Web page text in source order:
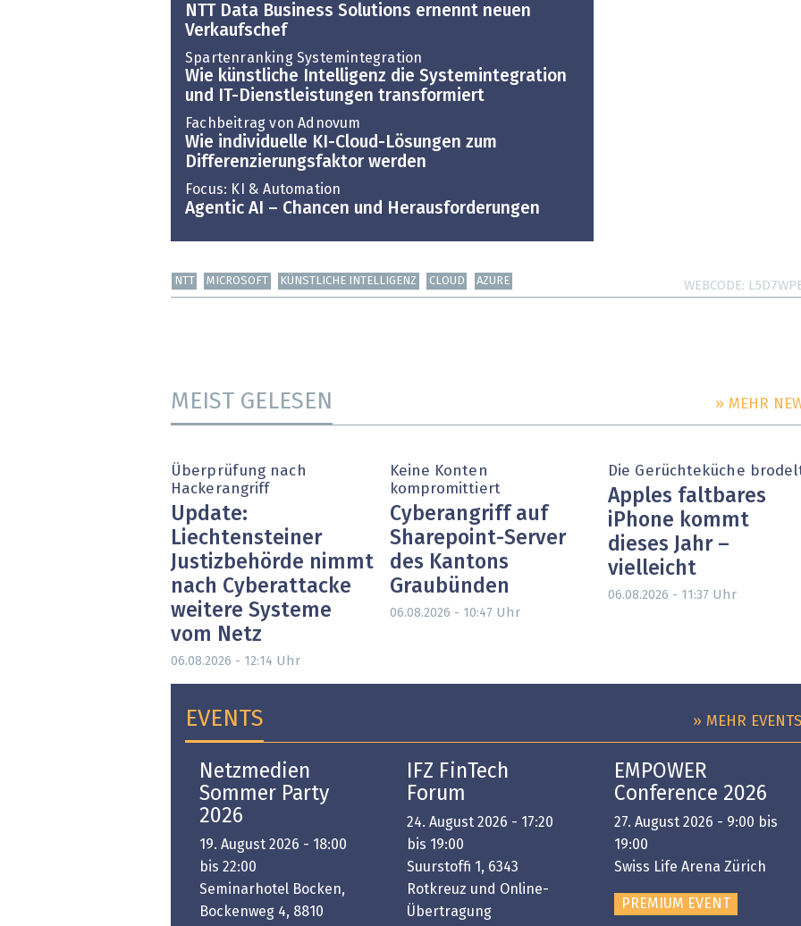
NTT Data Business Solutions ernennt neuen
Verkaufschef
Spartenranking Systemintegration
Wie künstliche Intelligenz die Systeminte­gration
und IT-Dienstleistungen transformiert
Fachbeitrag von Adnovum
Wie individuelle KI-Cloud-Lösungen zum
Differenzierungsfaktor werden
Focus: KI & Automation
Agentic AI – Chancen und Herausforderungen
NTT MICROSOFT KÜNSTLICHE INTELLIGENZ CLOUD AZURE WEBCODE
MEIST GELESEN » MEHR
Überprüfung nach
Hackerangriff
Update:
Liechtensteiner
Justizbehörde nimmt
nach Cyberattacke
weitere Systeme
vom Netz
06.08.2026 - 12:14 Uhr
Keine Konten
kompromittiert
Cyberangriff auf
Sharepoint-Server
des Kantons
Graubünden
06.08.2026 - 10:47 Uhr
Die Gerüchteküche
Apples faltbares
iPhone kommt
dieses Jahr –
vielleicht
06.08.2026 - 11:37 Uhr
EVENTS » MEHR EVENTS
Netzmedien
Sommer Party
2026
19. August 2026 - 18:00
bis 22:00
Seminarhotel Bocken,
Bockenweg 4, 8810
IFZ FinTech
Forum
24. August 2026 - 17:20
bis 19:00
Suurstoffi 1, 6343
Rotkreuz und Online-
Übertragung
EMPOWER
Conference 2026
27. August 2026 - 9:00 bis
19:00
Swiss Life Arena Zürich
PREMIUM EVENT